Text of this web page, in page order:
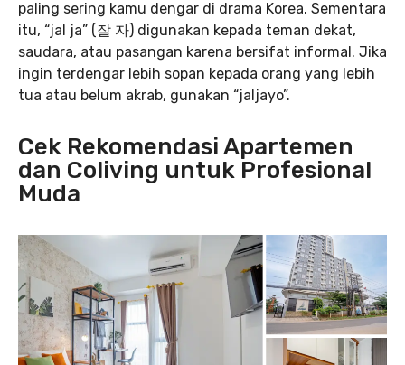
paling sering kamu dengar di drama Korea. Sementara
itu, “jal ja” (잘 자) digunakan kepada teman dekat,
saudara, atau pasangan karena bersifat informal. Jika
ingin terdengar lebih sopan kepada orang yang lebih
tua atau belum akrab, gunakan “jaljayo”.
Cek Rekomendasi Apartemen
dan Coliving untuk Profesional
Muda